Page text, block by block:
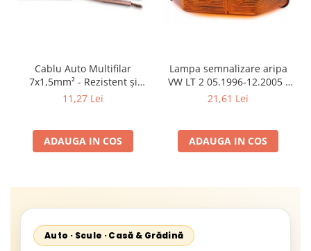
Cablu Auto Multifilar
7x1,5mm² - Rezistent și
Flexibil pentru Remorci 12V-
11,27 Lei
ADAUGA IN COS
Lampa semnalizare aripa
VW LT 2 05.1996-12.2005 ;
Mercedes Sprinter 1995-
Neoplan Euroliner,
Starliner,Centroliner,
21,61 Lei
ADAUGA IN COS
Auto · Scule · Casă & Grădină